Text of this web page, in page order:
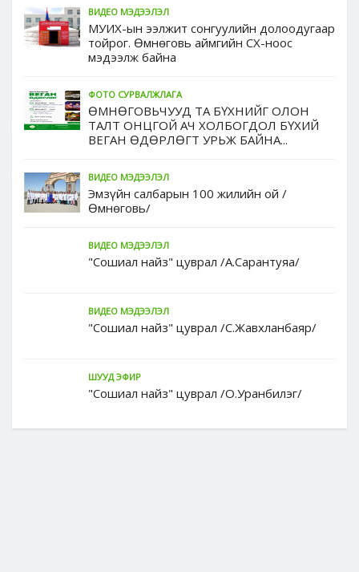
ВИДЕО МЭДЭЭЛЭЛ
МУИХ-ын ээлжит сонгуулийн долоодугаар
тойрог. Өмнөговь аймгийн СХ-ноос
мэдээлж байна
ФОТО СУРВАЛЖЛАГА
ӨМНӨГОВЬЧУУД ТА БҮХНИЙГ ОЛОН
ТАЛТ ОНЦГОЙ АЧ ХОЛБОГДОЛ БҮХИЙ
ВЕГАН ӨДӨРЛӨГТ УРЬЖ БАЙНА...
ВИДЕО МЭДЭЭЛЭЛ
Эмзүйн салбарын 100 жилийн ой /
Өмнөговь/
ВИДЕО МЭДЭЭЛЭЛ
"Сошиал найз" цуврал /А.Сарантуяа/
ВИДЕО МЭДЭЭЛЭЛ
"Сошиал найз" цуврал /С.Жавхланбаяр/
ШУУД ЭФИР
"Сошиал найз" цуврал /О.Уранбилэг/